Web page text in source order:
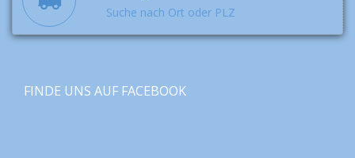
Suche nach Ort oder PLZ
FINDE UNS AUF FACEBOOK